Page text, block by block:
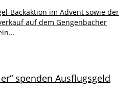
Backaktion im Advent sowie der
auf dem Gengenbacher
spenden Ausflugsgeld